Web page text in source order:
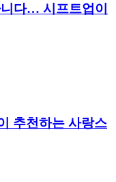
다… 시프트업이
추천하는 사랑스